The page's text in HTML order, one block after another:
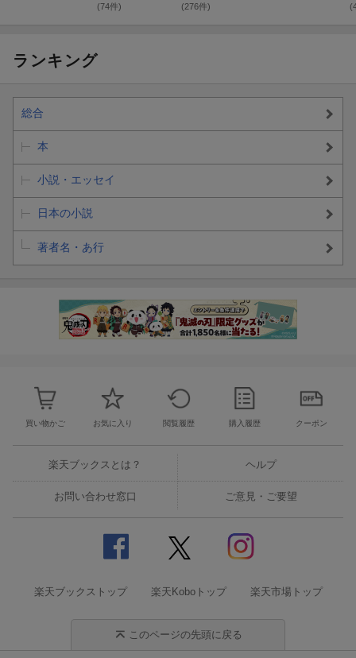
(74件) (276件)
ランキング
総合
本
小説・エッセイ
日本の小説
著者名・あ行
買い物かご お気に入り 閲覧履歴 購入履歴 クーポン
楽天ブックスとは？ ヘルプ
お問い合わせ窓口 ご意見・ご要望
楽天ブックストップ 楽天Koboトップ 楽天市場トップ
このページの先頭に戻る